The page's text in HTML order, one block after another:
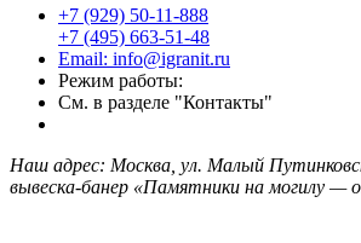
+7 (929) 50-11-888
+7 (495) 663-51-48
Email: info@igranit.ru
Режим работы:
См. в разделе "Контакты"
Наш адрес: Москва, ул. Малый
вывеска-банер «Памятники на могилу —